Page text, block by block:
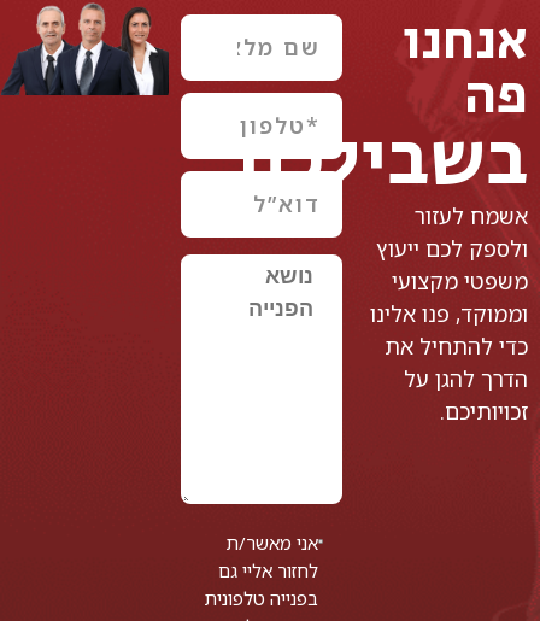
אנחנו
פה
בשבילכם
אשמח לעזור
ולספק לכם ייעוץ
משפטי מקצועי
וממוקד, פנו אלינו
כדי להתחיל את
הדרך להגן על
זכויותיכם.
אני מאשר/ת
לחזור אליי גם
בפנייה טלפונית